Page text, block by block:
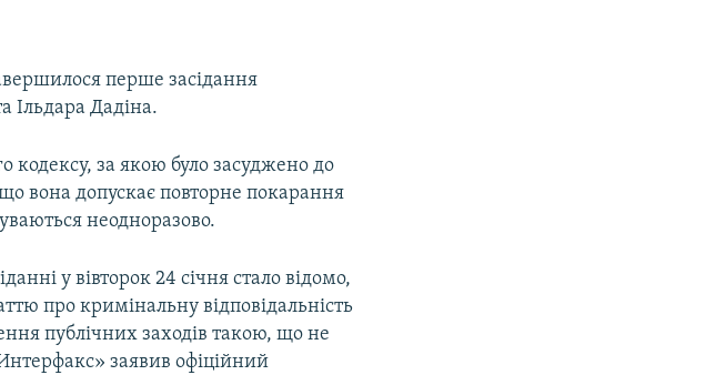
перше засідання
Ільдара Дадіна.
кодексу, за якою було засуджено до
вона допускає повторне покарання
неодноразово.
у вівторок 24 січня стало відомо,
про кримінальну відповідальність
публічних заходів такою, що не
заявив офіційний